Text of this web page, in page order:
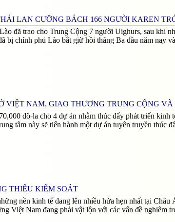
LAN CƯỠNG BÁCH 166 NGƯỜI KAREN
đã trao cho Trung Cộng 7 người Uighurs, sau khi
chính phủ Lào bắt giữ hồi tháng Ba đầu năm nay
NAM, GIAO THƯƠNG TRUNG CỘNG
đô-la cho 4 dự án nhằm thúc đẩy phát triển kinh
tâm này sẽ tiến hành một dự án tuyên truyền thúc
THIẾU KIỂM SOÁT
nền kinh tế đang lên nhiều hứa hẹn nhất tại
Việt Nam đang phải vật lộn với các vấn đề nghiêm